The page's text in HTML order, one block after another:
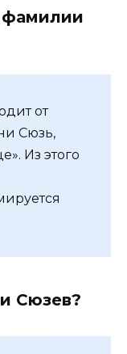
фамилии
от
Сюзь,
Из этого
Сюзев?